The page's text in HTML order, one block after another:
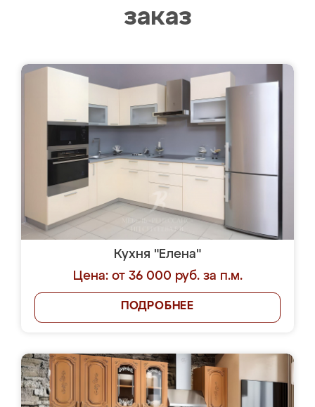
заказ
Кухня "Елена"
Цена: от 36 000 руб. за п.м.
ПОДРОБНЕЕ